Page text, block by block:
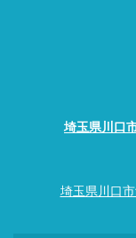
埼玉県川口
埼玉県川口